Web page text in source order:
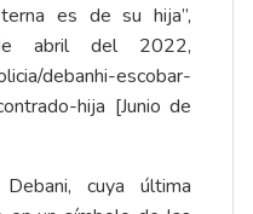
es de su hija”,
abril del 2022,
debanhi-escobar-
hija [Junio de
cuya última